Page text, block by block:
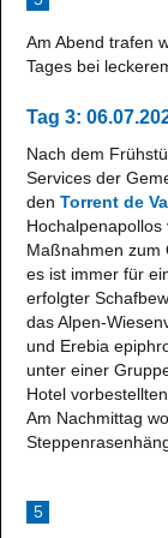
Am Abend trafen
Tages bei
Tag 3:
Nach dem
Services der
den Torrent de
Maßnahmen zum
es ist immer für
erfolgter
das Alpen-
und Erebia
unter einer
Hotel
Am Nachmittag
5